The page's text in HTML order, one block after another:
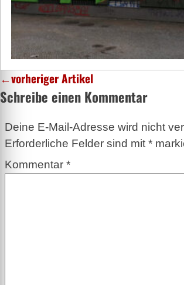
←vorheriger Artikel
Schreibe einen Kommentar
Deine E-Mail-Adresse wird nicht
Erforderliche Felder sind mit *
Kommentar *